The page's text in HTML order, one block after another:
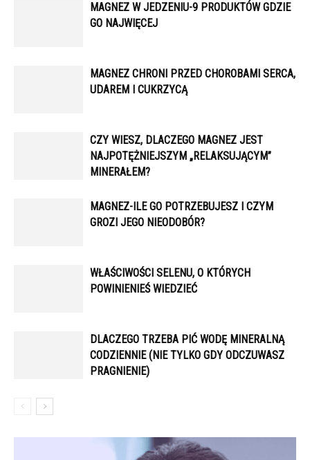
MAGNEZ W JEDZENIU-9 PRODUKTÓW GDZIE
GO NAJWIĘCEJ
MAGNEZ CHRONI PRZED CHOROBAMI SERCA,
UDAREM I CUKRZYCĄ
CZY WIESZ, DLACZEGO MAGNEZ JEST
NAJPOTĘŻNIEJSZYM „RELAKSUJĄCYM”
MINERAŁEM?
MAGNEZ-ILE GO POTRZEBUJESZ I CZYM
GROZI JEGO NIEODOBÓR?
WŁAŚCIWOŚCI SELENU, O KTÓRYCH
POWINIENIEŚ WIEDZIEĆ
DLACZEGO TRZEBA PIĆ WODĘ MINERALNĄ
CODZIENNIE (NIE TYLKO GDY ODCZUWASZ
PRAGNIENIE)